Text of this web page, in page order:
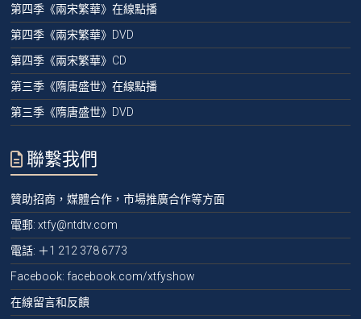
第四季《兩宋繁華》在線點播
第四季《兩宋繁華》DVD
第四季《兩宋繁華》CD
第三季《隋唐盛世》在線點播
第三季《隋唐盛世》DVD
聯繫我們
贊助招商，媒體合作，市場推廣合作等方面
電郵:xtfy@ntdtv.com
電話: ＋1 212 378 6773
Facebook: facebook.com/xtfyshow
在線留言和反饋